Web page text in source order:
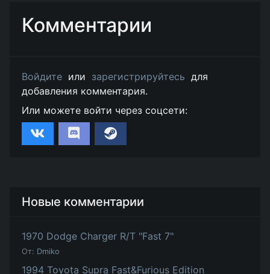
Комментарии
Войдите или зарегистрируйтесь для
добавления комментария.
Или можете войти через соцсети:
Новые комментарии
1970 Dodge Charger R/T "Fast 7"
От: Dmiko
1994 Toyota Supra Fast&Furious Edition